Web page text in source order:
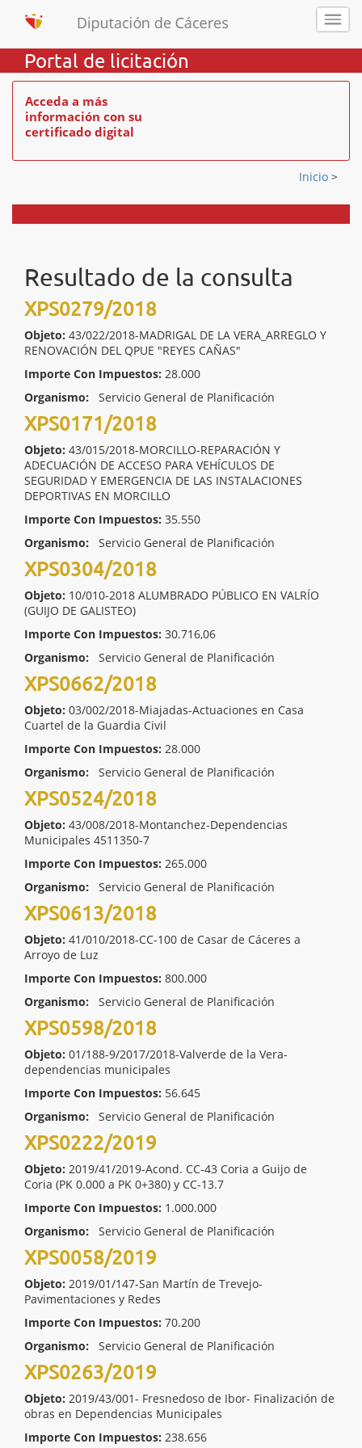
Portal de licitación
Acceda a más
información con su
certificado digital
Inicio >
Resultado de la consulta
XPS0279/2018
Objeto: 43/022/2018-MADRIGAL DE LA VERA_ARREGLO Y
RENOVACIÓN DEL QPUE "REYES CAÑAS"
Importe Con Impuestos: 28.000
Organismo:
Servicio General de Planificación
XPS0171/2018
Objeto: 43/015/2018-MORCILLO-REPARACIÓN Y
ADECUACIÓN DE ACCESO PARA VEHÍCULOS DE
SEGURIDAD Y EMERGENCIA DE LAS INSTALACIONES
DEPORTIVAS EN MORCILLO
Importe Con Impuestos: 35.550
Organismo:
Servicio General de Planificación
XPS0304/2018
Objeto: 10/010-2018 ALUMBRADO PÚBLICO EN VALRÍO
(GUIJO DE GALISTEO)
Importe Con Impuestos: 30.716,06
Organismo:
Servicio General de Planificación
XPS0662/2018
Objeto: 03/002/2018-Miajadas-Actuaciones en Casa
Cuartel de la Guardia Civil
Importe Con Impuestos: 28.000
Organismo:
Servicio General de Planificación
XPS0524/2018
Objeto: 43/008/2018-Montanchez-Dependencias
Municipales 4511350-7
Importe Con Impuestos: 265.000
Organismo:
Servicio General de Planificación
XPS0613/2018
Objeto: 41/010/2018-CC-100 de Casar de Cáceres a
Arroyo de Luz
Importe Con Impuestos: 800.000
Organismo:
Servicio General de Planificación
XPS0598/2018
Objeto: 01/188-9/2017/2018-Valverde de la Vera-
dependencias municipales
Importe Con Impuestos: 56.645
Organismo:
Servicio General de Planificación
XPS0222/2019
Objeto: 2019/41/2019-Acond. CC-43 Coria a Guijo de
Coria (PK 0.000 a PK 0+380) y CC-13.7
Importe Con Impuestos: 1.000.000
Organismo:
Servicio General de Planificación
XPS0058/2019
Objeto: 2019/01/147-San Martín de Trevejo-
Pavimentaciones y Redes
Importe Con Impuestos: 70.200
Organismo:
Servicio General de Planificación
XPS0263/2019
Objeto: 2019/43/001- Fresnedoso de Ibor- Finalización de
obras en Dependencias Municipales
Importe Con Impuestos: 238.656